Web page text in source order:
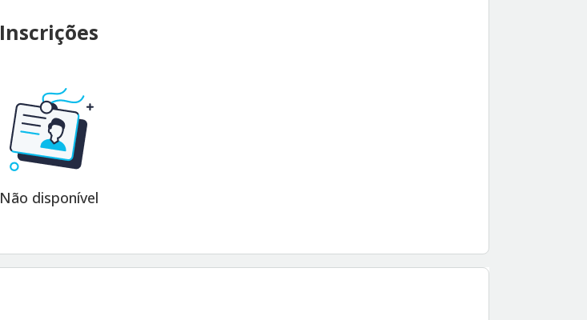
Inscrições
Não disponível